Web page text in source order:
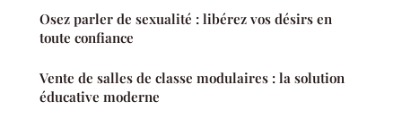
Osez parler de sexualité : libérez vos désirs en
toute confiance
Vente de salles de classe modulaires : la solution
éducative moderne